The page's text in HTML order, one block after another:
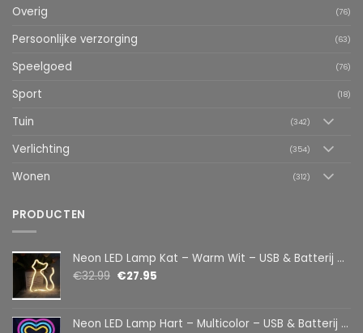
Overig (76)
Persoonlijke verzorging (63)
Speelgoed (76)
Sport (18)
Tuin (342)
Verlichting (354)
Wonen (312)
PRODUCTEN
Neon LED Lamp Kat – Warm Wit – USB & Batterij – Decoratieve Tafellamp voor Kinderkamer – 28,5 x 24,5 cm
€32.99 €27.95
Neon LED Lamp Hart – Multicolor – USB & Batterij – Hartvormige Sfeerlamp – Kinderkamer & Slaapkamer – 25,2 x 23 cm